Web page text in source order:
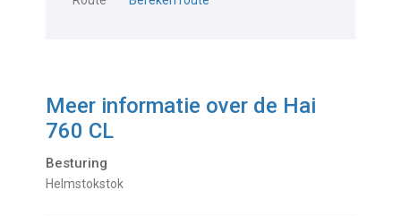
Meer informatie over de Hai
760 CL
Besturing
Helmstokstok